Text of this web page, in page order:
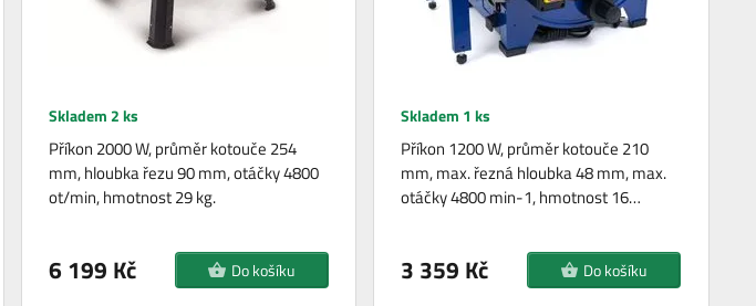
Skladem 2 ks
Příkon 2000 W, průměr kotouče 254
mm, hloubka řezu 90 mm, otáčky 4800
ot/min, hmotnost 29 kg.
6 199 Kč Do košíku
Skladem 1 ks
Příkon 1200 W, průměr kotouče 210
mm, max. řezná hloubka 48 mm, max.
otáčky 4800 min-1, hmotnost 16…
3 359 Kč Do košíku